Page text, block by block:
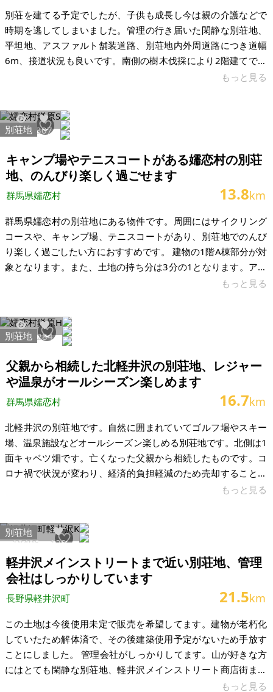
別荘を建てる予定でしたが、子供も成長し今は親の介護などで
時期を逃してしまいました。管理の行き届いた閑静な別荘地、
平坦地、アスファルト舗装道路、別荘地内外周道路につき道幅
6m、接道状況も良いです。南側の樹木伐採により2階建てであ
れば浅間山眺望も可能。西側は国有林につき建物が建つ心配が
です。渋谷から北軽井沢まで高速バスが出ていますが最寄りの
バス停からは距離があるため車利用でないと厳しいです。 【物
件概要】※土地のみの物件です 場所：群馬県吾妻郡嬬恋村鎌原
土地：200坪 建物：な
もっと見る
69147 307
別荘地
キャンプ場やテニスコートがある嬬恋村の別荘
地、のんびり楽しく過ごせます
群馬県嬬恋村 13.8km
群馬県嬬恋村の別荘地にある物件です。周囲にはサイクリング
コースや、キャンプ場、テニスコートがあり、別荘地でのんび
り楽しく過ごしたい方におすすめです。 建物の1階A棟部分が対
象となります。また、土地の持ち分は3分の1となります。アパ
ートのようなイメージです。内観の写真がなく、当方遠方に住
てくるかと思います。 別荘地での暮らしに興味のある方、お待
ちしております。 【物件概要】（区分所有） 場所：群馬県吾妻
郡嬬恋村鎌原 土地：120㎡ 建物：21.36㎡ 構造：木造2階建て
現況：空
もっと見る
39082 284
別荘地
父親から相続した北軽井沢の別荘地、レジャー
や温泉がオールシーズン楽しめます
群馬県嬬恋村 16.7km
北軽井沢の別荘地です。自然に囲まれていてゴルフ場やスキー
場、温泉施設などオールシーズン楽しめる別荘地です。北側は1
面キャベツ畑です。亡くなった父親から相続したものです。コ
ロナ禍で状況が変わり、経済的負担軽減のため売却することに
ゴルフ場 車で約5分 嬬恋バラギ温泉湖畔の湯 車で約30分 近隣
【物件概要】※土地のみ案件です 場所：群馬県吾妻郡嬬恋村大
字鎌原
もっと見る
18406 120
別荘地
軽井沢メインストリートまで近い別荘地、管理
会社はしっかりしています
長野県軽井沢町 21.5km
この土地は今後使用未定で販売を希望してます。建物が老朽化
していたため解体済で、その後建築使用予定がないため手放す
ことにしました。 管理会社がしっかりしてます。山が好きな方
にはとても閑静な別荘地、軽井沢メインストリート商店街まで
もっと見る